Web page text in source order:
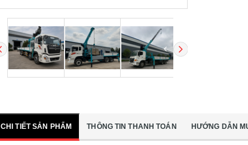
CHI TIẾT SẢN PHẨM THÔNG TIN THANH TOÁN HƯỚNG DẪN